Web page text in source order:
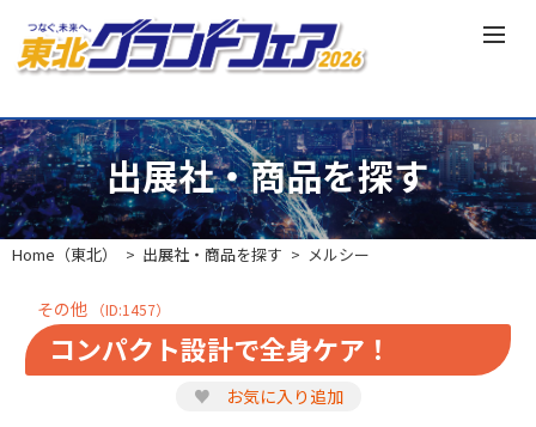
出展社・商品を探す
Home（東北） 出展社・商品を探す メルシー
その他 （ID:1457）
コンパクト設計で全身ケア！
♥ お気に入り追加